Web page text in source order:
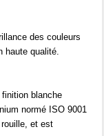
des couleurs
haute qualité.
blanche
normé ISO 9001
et est